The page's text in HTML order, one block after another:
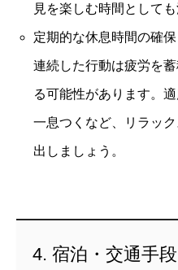
見を楽しむ時間としても
定期的な休息時間の確保
連続した行動は疲労を
る可能性があります。
一息つくなど、リラッ
出しましょう。
4. 宿泊・交通手